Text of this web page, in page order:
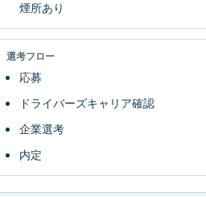
煙所あり
選考フロー
応募
ドライバーズキャリア確認
企業選考
内定